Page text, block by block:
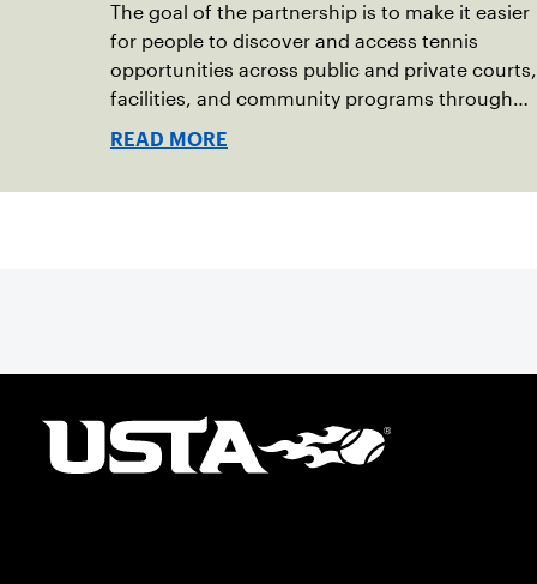
The goal of the partnership is to make it easier
for people to discover and access tennis
opportunities across public and private courts,
facilities, and community programs through
one connected network.
READ MORE